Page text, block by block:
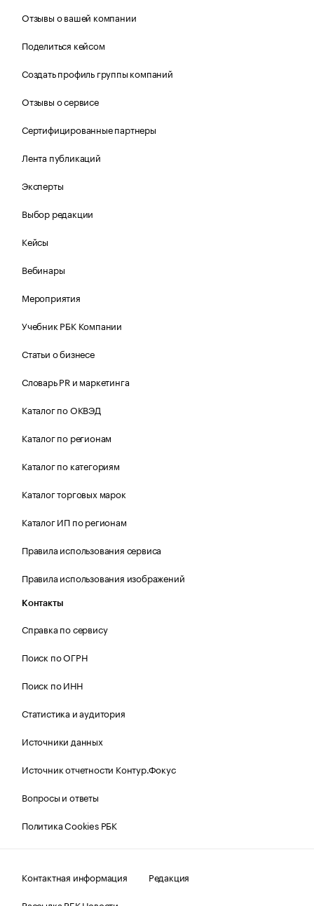
Отзывы о вашей компании
Поделиться кейсом
Создать профиль группы компаний
Отзывы о сервисе
Сертифицированные партнеры
Лента публикаций
Эксперты
Выбор редакции
Кейсы
Вебинары
Мероприятия
Учебник РБК Компании
Статьи о бизнесе
Словарь PR и маркетинга
Каталог по ОКВЭД
Каталог по регионам
Каталог по категориям
Каталог торговых марок
Каталог ИП по регионам
Правила использования сервиса
Правила использования изображений
Контакты
Справка по сервису
Поиск по ОГРН
Поиск по ИНН
Статистика и аудитория
Источники данных
Источник отчетности Контур.Фокус
Вопросы и ответы
Политика Cookies РБК
Контактная информация
Редакция